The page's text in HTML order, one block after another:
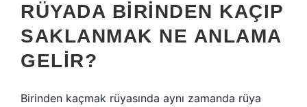
RÜYADA BIRINDEN KAÇIP
SAKLANMAK NE ANLAMA
GELIR?
Birinden kaçmak rüyasında aynı zamanda rüya